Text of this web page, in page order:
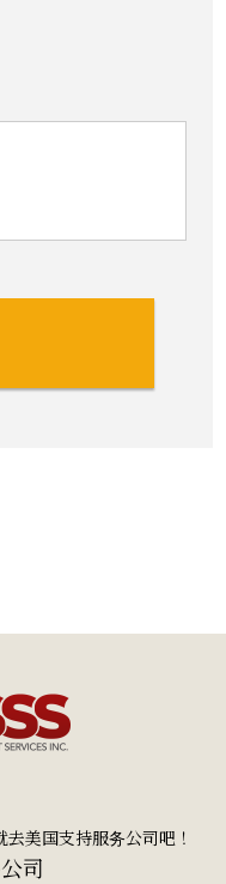
美国支持服务公司吧！
司